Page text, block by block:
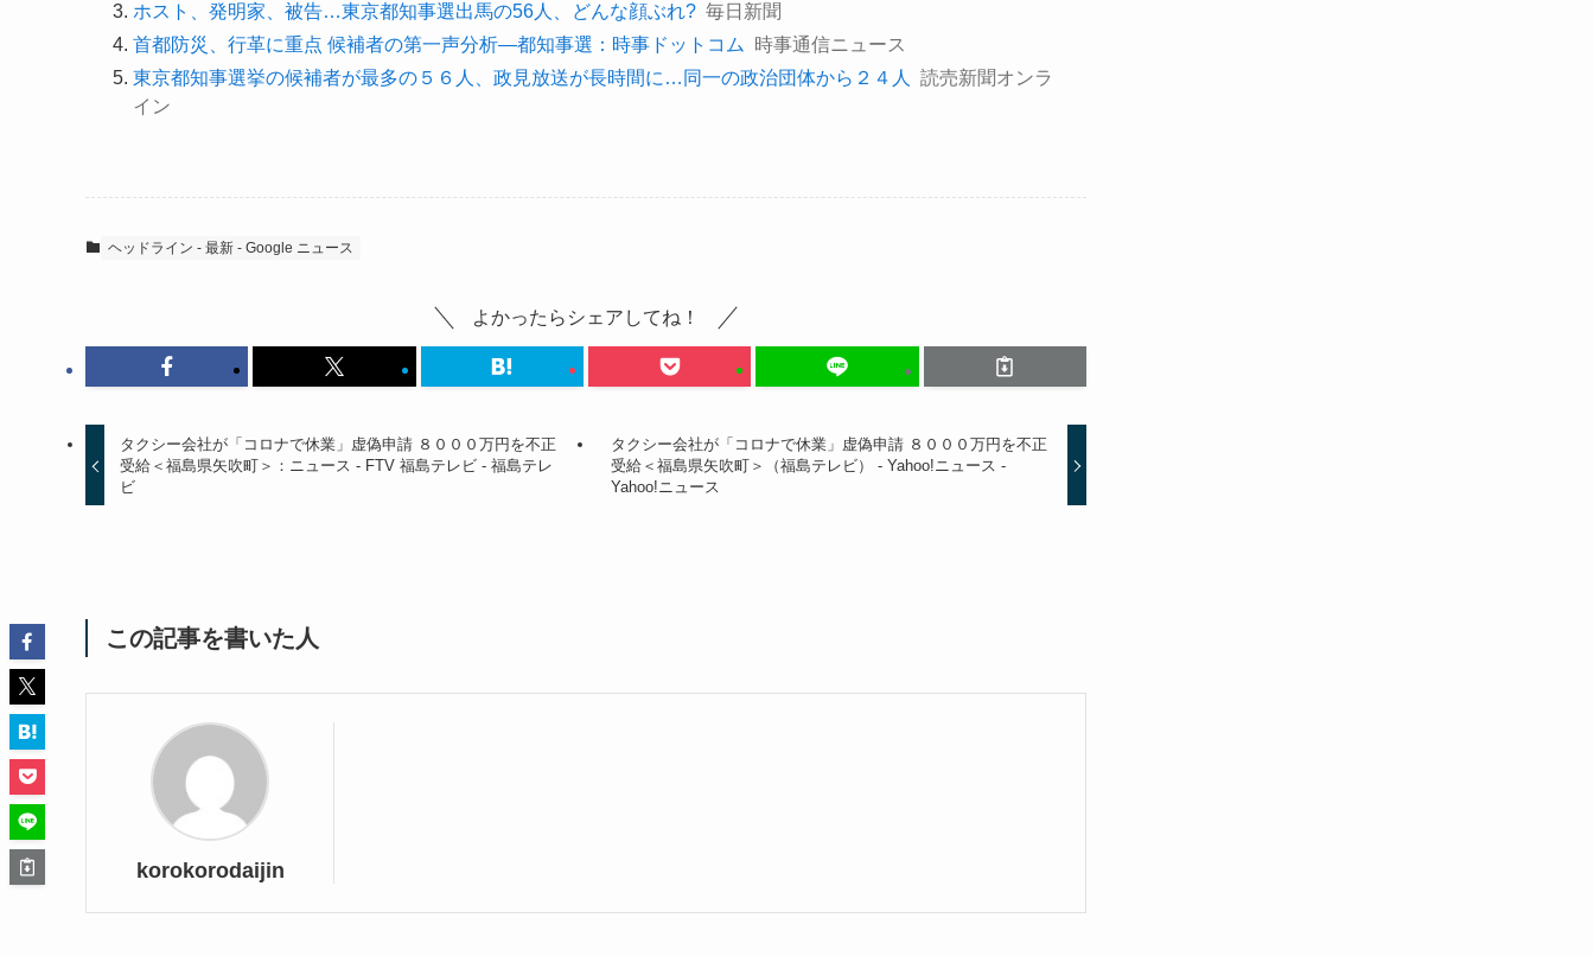
ホスト、発明家、被告…東京都知事選出馬の56人、どんな顔ぶれ? 毎日新聞
首都防災、行革に重点 候補者の第一声分析―都知事選：時事ドットコム
時事通信ニュース
東京都知事選挙の候補者が最多の５６人、政見放送が長時間に…同一の政治団体から２４人
読売新聞オンラ
イン
ヘッドライン - 最新 - Google ニュース
よかったらシェアしてね！
タクシー会社が「コロナで休業」虚偽申請 ８０００万円を不正
受給＜福島県矢吹町＞：ニュース - FTV 福島テレビ - 福島テレ
ビ
タクシー会社が「コロナで休業」虚偽申請 ８０００万円を不正
受給＜福島県矢吹町＞（福島テレビ） - Yahoo!ニュース -
Yahoo!ニュース
この記事を書いた人
korokorodaijin